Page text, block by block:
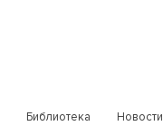
Библиотека Новости